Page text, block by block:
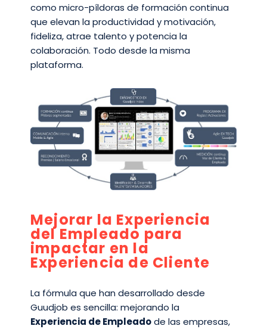
como micro-píldoras de formación continua
que elevan la productividad y motivación,
fideliza, atrae talento y potencia la
colaboración. Todo desde la misma
plataforma.
Mejorar la Experiencia
del Empleado para
impactar en la
Experiencia de Cliente
La fórmula que han desarrollado desde
Guudjob es sencilla: mejorando la
Experiencia de Empleadode las empresas,